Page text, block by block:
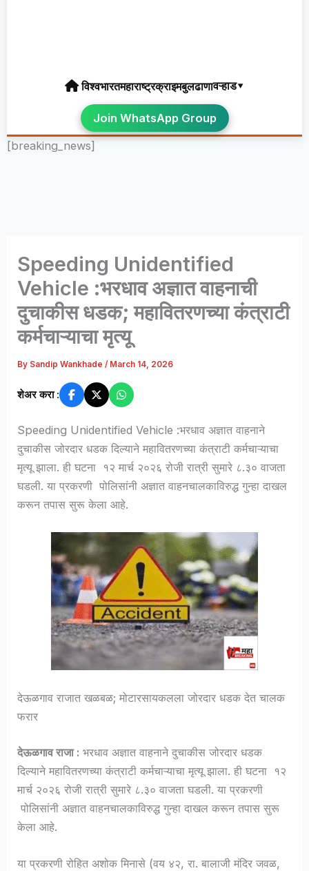
विश्वभारतमहाराष्ट्रक्राइमबुलढाणावऱ्हाड▾
Join WhatsApp Group
[breaking_news]
Speeding Unidentified
Vehicle :भरधाव अज्ञात वाहनाची
दुचाकीस धडक; महावितरणच्या कंत्राटी
कर्मचाऱ्याचा मृत्यू
By Sandip Wankhade/ March 14, 2026
शेअर करा :
Speeding Unidentified Vehicle :भरधाव अज्ञात वाहनाने
दुचाकीस जोरदार धडक दिल्याने महावितरणच्या कंत्राटी कर्मचाऱ्याचा
मृत्यू झाला. ही घटना १२ मार्च २०२६ रोजी रात्री सुमारे ८.३० वाजता
घडली. या प्रकरणी पोलिसांनी अज्ञात वाहनचालकाविरुद्ध गुन्हा दाखल
करून तपास सुरू केला आहे.
देऊळगाव राजात खळबळ; मोटारसायकलला जोरदार धडक देत चालक
फरार
देऊळगाव राजा : भरधाव अज्ञात वाहनाने दुचाकीस जोरदार धडक
दिल्याने महावितरणच्या कंत्राटी कर्मचाऱ्याचा मृत्यू झाला. ही घटना १२
मार्च २०२६ रोजी रात्री सुमारे ८.३० वाजता घडली. या प्रकरणी
पोलिसांनी अज्ञात वाहनचालकाविरुद्ध गुन्हा दाखल करून तपास सुरू
केला आहे.
या प्रकरणी रोहित अशोक मिनासे (वय ४२, रा. बालाजी मंदिर जवळ,